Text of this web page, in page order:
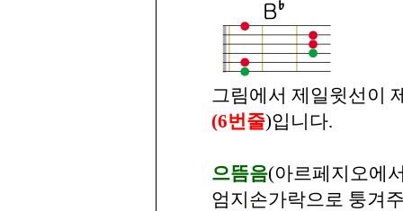
그림에서 제일윗선이
(6번줄)입니다.
으뜸음(아르페지오에
엄지손가락으로 퉁겨